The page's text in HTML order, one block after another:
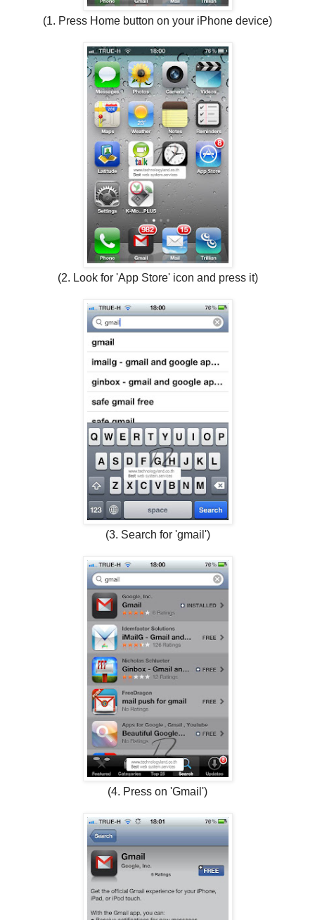
(1. Press Home button on your iPhone device)
(2. Look for 'App Store' icon and press it)
(3. Search for 'gmail')
(4. Press on 'Gmail')